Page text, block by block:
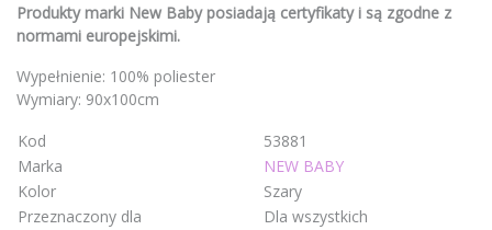
Produkty marki New Baby posiadają certyfikaty i są zgodne z
normami europejskimi.
Wypełnienie: 100% poliester
Wymiary: 90x100cm
Kod
53881
Marka
NEW BABY
Kolor
Szary
Przeznaczony dla
Dla wszystkich